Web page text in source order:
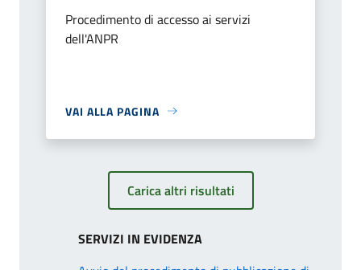
Procedimento di accesso ai servizi
dell'ANPR
VAI ALLA PAGINA
Carica altri risultati
SERVIZI IN EVIDENZA